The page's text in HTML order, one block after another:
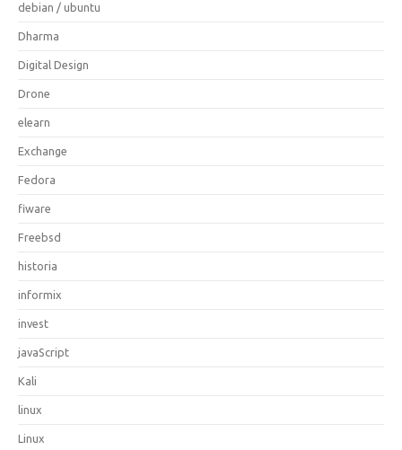
debian / ubuntu
Dharma
Digital Design
Drone
elearn
Exchange
Fedora
fiware
Freebsd
historia
informix
invest
javaScript
Kali
linux
Linux